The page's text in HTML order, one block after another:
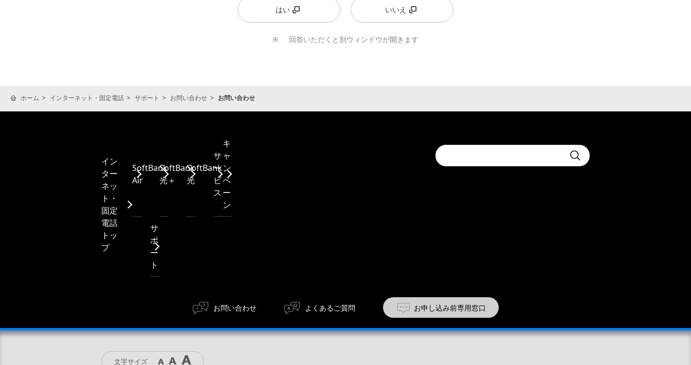
はい いいえ
回答いただくと別ウィンドウが開きます
ホーム インターネット・固定電話 サポート お問い合わせ お問い合わせ
Conduct
a
search
Submit
イン
ター
ネッ
ト・
固定
電話
トッ
プ
SoftBank
Air
SoftBank
光＋
SoftBank
光
サ
ー
ビ
ス
キ
ャ
ン
ペ
ー
ン
サ
ポ
ー
ト
お問い合わせ よくあるご質問 お申し込み前専用窓口
文字サイズ